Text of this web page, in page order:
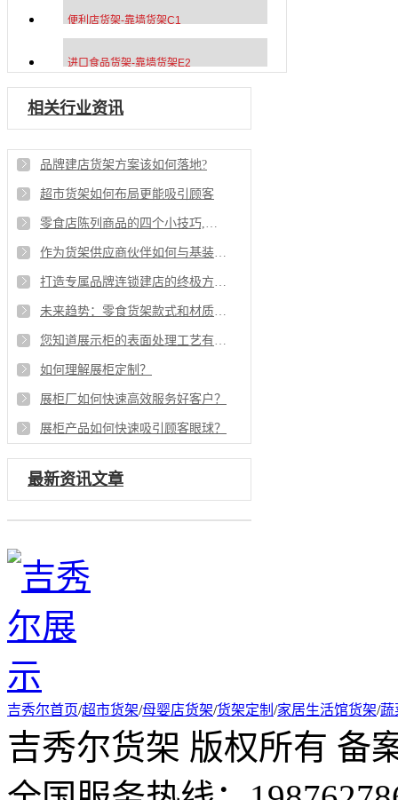
便利店货架-靠墙货架C1
进口食品货架-靠墙货架E2
相关行业资讯
品牌建店货架方案该如何落地?
超市货架如何布局更能吸引顾客
如何理解展柜定制？
展柜厂如何快速高效服务好客户？
展柜产品如何快速吸引顾客眼球？
最新资讯文章
吉秀尔首页/超市货架/母婴店货架/货架定制 /家居生活馆货架/蔬
吉秀尔货架 版权所有 备